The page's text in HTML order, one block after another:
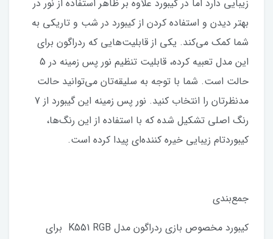
زیبایی دارد اما در کیبورد علاوه بر ظاهر استفاده از نور در
بهتر دیدن و استفاده کردن از کیبورد در شب و تاریکی به
شما کمک می‌کند. یکی از قابلیت‌هایی که ردراگون برای
این مدل تعبیه کرده، قابلیت تنظیم نور پس زمینه در 5
حالت است. شما با توجه به سلیقه‌تان می‌توانید حالت
مدنظرتان را انتخاب کنید. نور پس زمینه این گیبورد از 7
رنگ اصلی تشکیل شده که با استفاده از این رنگ‌ها،
کیبوردتام زیبایی خیره کننده‌ای پیدا کرده است.
جمع‌بندی
کیبورد مخصوص بازی ردراگون مدل K551 RGB برای